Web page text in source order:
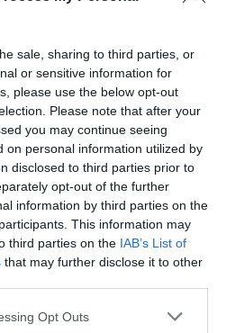
sale, sharing to third parties, or
or sensitive information for
please use the below opt-out
Please note that after your
you may continue seeing
on personal information utilized by
disclosed to third parties prior to
opt-out of the further
information by third parties on the
This information may
third parties on the IAB’s List of
that may further disclose it to other
Opt Outs
y descuentos en servicios
en enero de loscinco
, y la adquisición decuatro
julioDesde la venta a
de 2024, VivaGym ha adquirido
España. La compañía, que el
millones de euros,prevé
en 2025.
de la industria del fitness?
a la newsletter
y escuchando elpodcast, en el
Puedes escucharlo aquí y
marcando PRO Fitness